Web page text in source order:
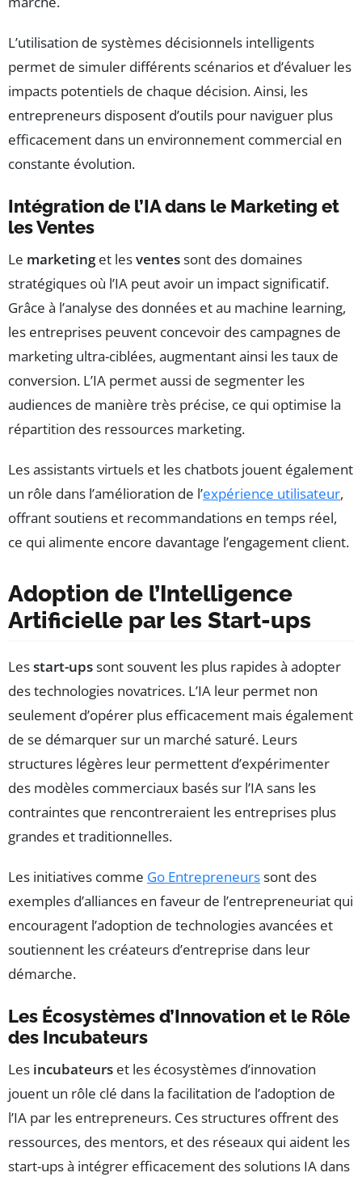
L’utilisation de systèmes décisionnels intelligents
permet de simuler différents scénarios et d’évaluer les
impacts potentiels de chaque décision. Ainsi, les
entrepreneurs disposent d’outils pour naviguer plus
efficacement dans un environnement commercial en
constante évolution.
Intégration de l’IA dans le Marketing et
les Ventes
Le marketinget lesventessont des domaines
stratégiques où l’IA peut avoir un impact significatif.
Grâce à l’analyse des données et au machine learning,
les entreprises peuvent concevoir des campagnes de
marketing ultra-ciblées, augmentant ainsi les taux de
conversion. L’IA permet aussi de segmenter les
audiences de manière très précise, ce qui optimise la
répartition des ressources marketing.
Les assistants virtuels et les chatbots jouent également
un rôle dans l’amélioration de l’expérience utilisateur,
offrant soutiens et recommandations en temps réel,
ce qui alimente encore davantage l’engagement client.
Adoption de l’Intelligence
Artificielle par les Start-ups
Lesstart-upssont souvent les plus rapides à adopter
des technologies novatrices. L’IA leur permet non
seulement d’opérer plus efficacement mais également
de se démarquer sur un marché saturé. Leurs
structures légères leur permettent d’expérimenter
des modèles commerciaux basés sur l’IA sans les
contraintes que rencontreraient les entreprises plus
grandes et traditionnelles.
Les initiatives comme Go Entrepreneurssont des
exemples d’alliances en faveur de l’entrepreneuriat qui
encouragent l’adoption de technologies avancées et
soutiennent les créateurs d’entreprise dans leur
démarche.
Les Écosystèmes d’Innovation et le Rôle
des Incubateurs
Les incubateurs et les écosystèmes d’innovation
jouent un rôle clé dans la facilitation de l’adoption de
l’IA par les entrepreneurs. Ces structures offrent des
ressources, des mentors, et des réseaux qui aident les
start-ups à intégrer efficacement des solutions IA dans